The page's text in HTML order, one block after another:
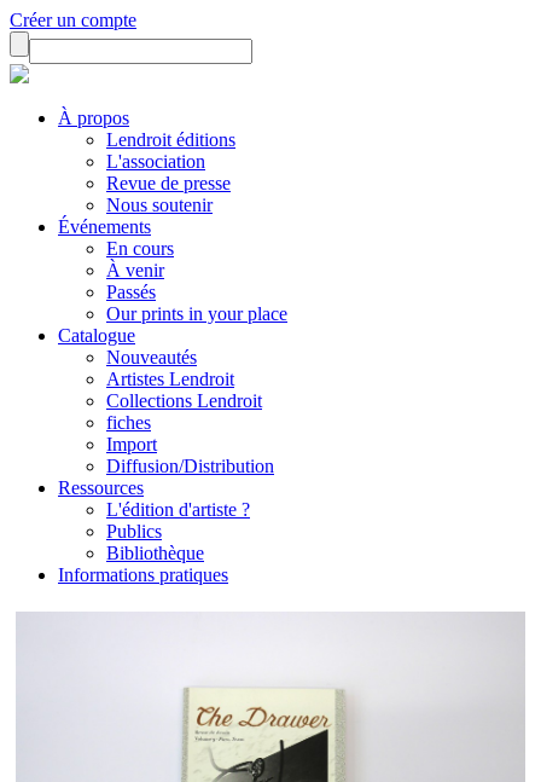
Créer un compte
À propos
Lendroit éditions
L'association
Revue de presse
Nous soutenir
Événements
En cours
À venir
Passés
Our prints in your place
Catalogue
Nouveautés
Artistes Lendroit
Collections Lendroit
fiches
Import
Diffusion/Distribution
Ressources
L'édition d'artiste ?
Publics
Bibliothèque
Informations pratiques